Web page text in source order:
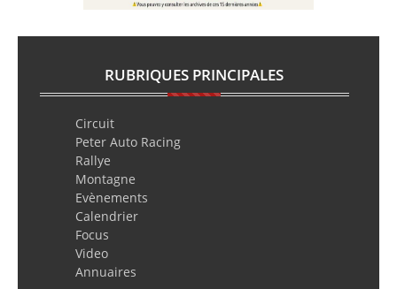
RUBRIQUES PRINCIPALES
Circuit
Peter Auto Racing
Rallye
Montagne
Evènements
Calendrier
Focus
Video
Annuaires